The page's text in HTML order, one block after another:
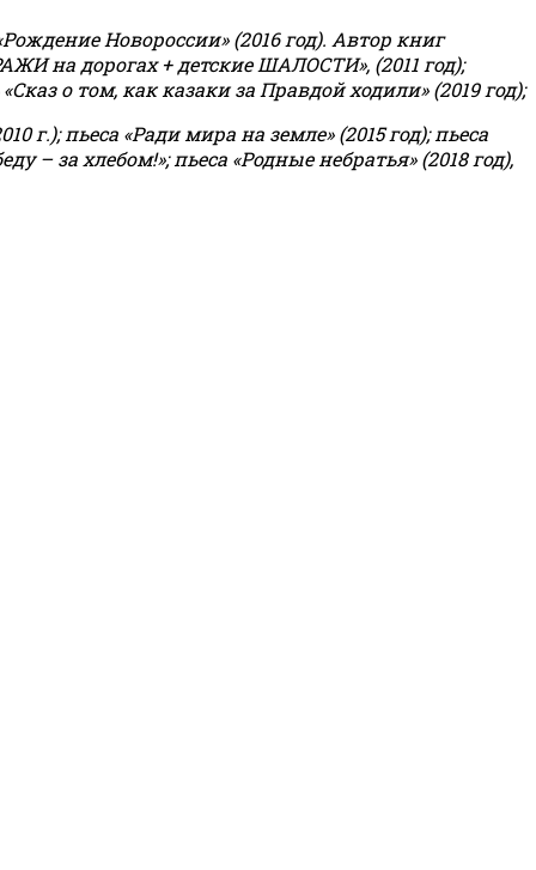
Новороссии» (2016 год). Автор книг
на дорогах + детские ШАЛОСТИ», (2011 год);
о том, как казаки за Правдой ходили» (2019 год);
г.); пьеса «Ради мира на земле» (2015 год); пьеса
– за хлебом!»;пьеса «Родные небратья» (2018 год),